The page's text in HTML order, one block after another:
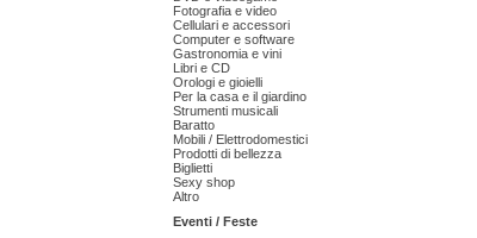
Fotografia e video
Cellulari e accessori
Computer e software
Gastronomia e vini
Libri e CD
Orologi e gioielli
Per la casa e il giardino
Strumenti musicali
Baratto
Mobili / Elettrodomestici
Prodotti di bellezza
Biglietti
Sexy shop
Altro
Eventi / Feste